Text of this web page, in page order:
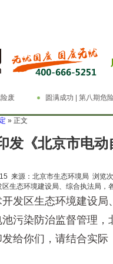
废 圆满成功 | 第八期危
务精英特训营
» 正文
发《北京市电
来源：北京市生态环境局 浏览
生态环境建设局、综合执法局
发区生态环境建设
污染防治监督管理
给你们，请结合实际